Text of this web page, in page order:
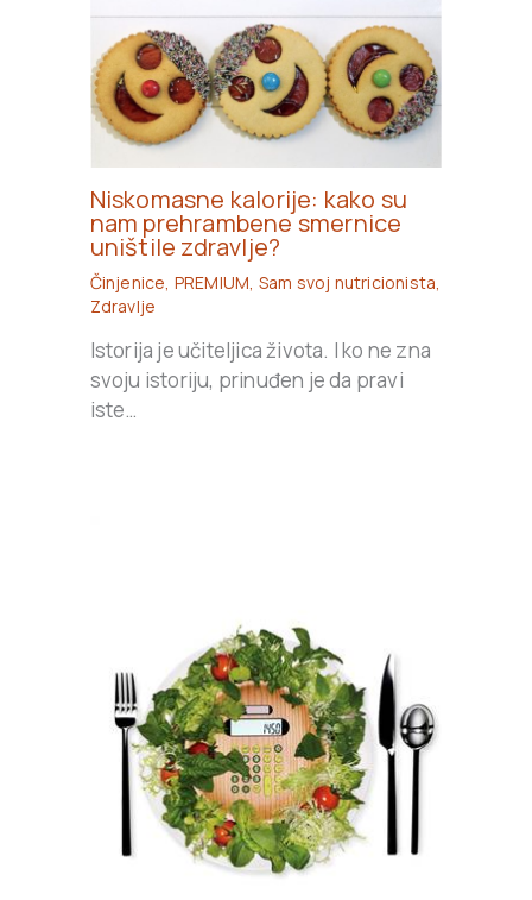
Niskomasne kalorije: kako su
nam prehrambene smernice
uništile zdravlje?
Činjenice PREMIUM Sam svoj nutricionista
Zdravlje
Istorija je učiteljica života. I ko ne zna
svoju istoriju, prinuđen je da pravi
iste…